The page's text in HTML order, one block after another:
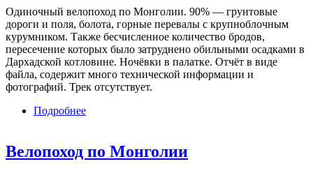
Одиночный велопоход по Монголии. 90% — грунтовые
дороги и поля, болота, горные перевалы с крупноблочным
курумником. Также бесчисленное количество бродов,
пересечение которых было затруднено обильными осадками в
Дархадской котловине. Ночёвки в палатке. Отчёт в виде
файла, содержит много технической информации и
фотографий. Трек отсутствует.
Подробнее
Велопоход по Монголии